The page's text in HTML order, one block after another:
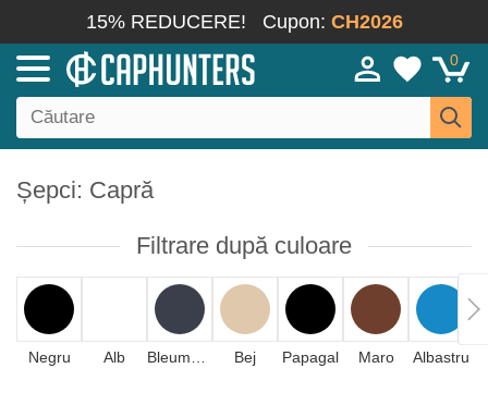
15% REDUCERE! Cupon: CH2026
0
Șepci: Capră
Filtrare după culoare
Negru Alb Bej Papagal Maro Albastru